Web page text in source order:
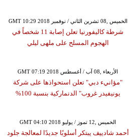
GMT 10:29 2018 الخميس ,08 تشرين الثاني / نوفمبر
شرطة كاليفورنيا تعلن إصابة 11 شخصاً في
الهجوم المسلح على ملهى ليلي
GMT 07:19 2018 الأربعاء ,08 آب / أغسطس
"مؤانيء دبي" تعلن استحواذها على شركة
يونيفيدر غروب" الدنماركية بنسبة 100%
GMT 04:10 2018 الخميس ,12 تموز / يوليو
أحمد شادييف يبتكر أسلوبًا جديدًا لمعالجة جلود